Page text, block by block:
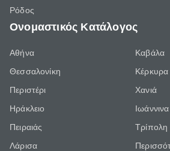
Ρόδος
Ονομαστικός Κατάλογος
Αθήνα
Θεσσαλονίκη
Περιστέρι
Ηράκλειο
Πειραιάς
Λάρισα
Καβάλα
Κέρκυρα
Χανιά
Ιωάννινα
Τρίπολη